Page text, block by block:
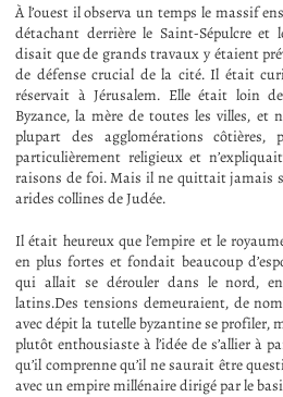
À l’ouest il observa un temps le massif
détachant derrière le Saint-Sépulcre
disait que de grands travaux y étaient
de défense crucial de la cité. Il était
réservait à Jérusalem. Elle était loin
Byzance, la mère de toutes les villes, et
plupart des agglomérations côtières,
particulièrement religieux et
raisons de foi. Mais il ne quittait jamais
arides collines de Judée.
Il était heureux que l’empire et le
en plus fortes et fondait beaucoup
qui allait se dérouler dans le nord,
latins.Des tensions demeuraient, de
avec dépit la tutelle byzantine se profiler,
plutôt enthousiaste à l’idée de s’allier à
qu’il comprenne qu’il ne saurait être
avec un empire millénaire dirigé par le